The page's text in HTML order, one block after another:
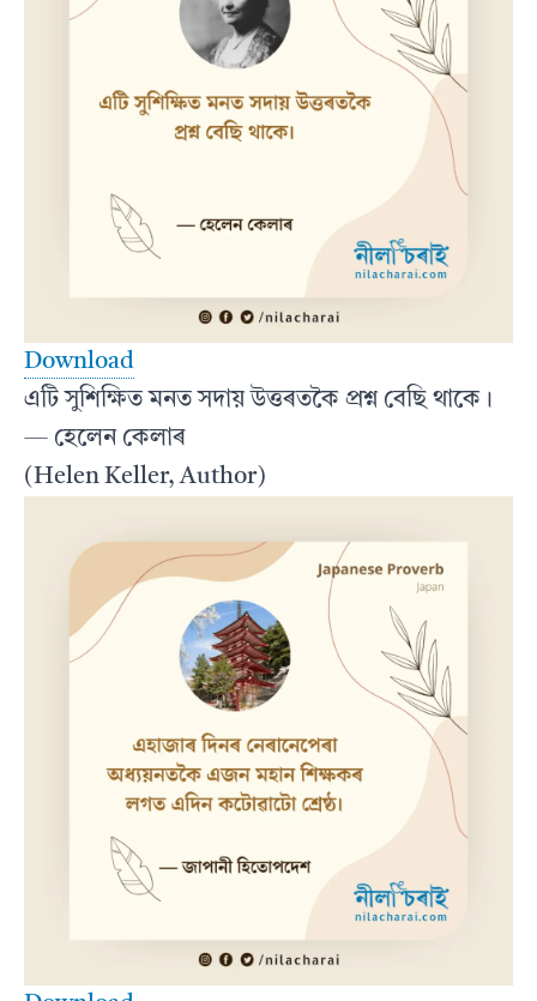
Download
এটি সুশিক্ষিত মনত সদায় উত্তৰতকৈ প্ৰশ্ন বেছি থাকে।
— হেলেন কেলাৰ
(Helen Keller, Author)